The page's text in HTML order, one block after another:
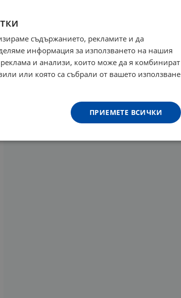
съдържанието, рекламите и да
информация за използването на нашия
и анализи, които може да я комбинират
или която са събрали от вашето използване
ПРИЕМЕТЕ ВСИЧКИ